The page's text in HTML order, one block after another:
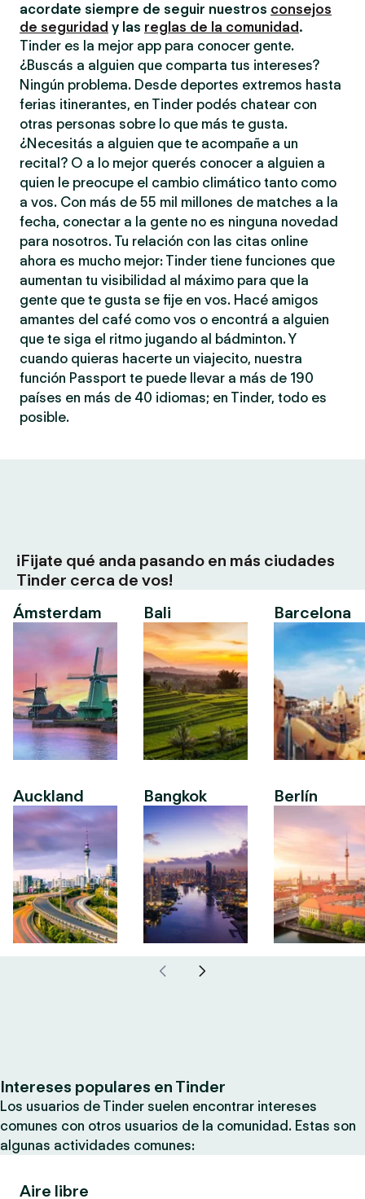
acordate siempre de seguir nuestros consejos
de seguridad y las reglas de la comunidad .
Tinder es la mejor app para conocer gente.
¿Buscás a alguien que comparta tus intereses?
Ningún problema. Desde deportes extremos hasta
ferias itinerantes, en Tinder podés chatear con
otras personas sobre lo que más te gusta.
¿Necesitás a alguien que te acompañe a un
recital? O a lo mejor querés conocer a alguien a
quien le preocupe el cambio climático tanto como
a vos. Con más de 55 mil millones de matches a la
fecha, conectar a la gente no es ninguna novedad
para nosotros. Tu relación con las citas online
ahora es mucho mejor: Tinder tiene funciones que
aumentan tu visibilidad al máximo para que la
gente que te gusta se fije en vos. Hacé amigos
amantes del café como vos o encontrá a alguien
que te siga el ritmo jugando al bádminton. Y
cuando quieras hacerte un viajecito, nuestra
función Passport te puede llevar a más de 190
países en más de 40 idiomas; en Tinder, todo es
posible.
¡Fijate qué anda pasando en más ciudades
Tinder cerca de vos!
Ámsterdam
Auckland
Bali
Bangkok
Barcelona
Berlín
Intereses populares en Tinder
Los usuarios de Tinder suelen encontrar intereses
comunes con otros usuarios de la comunidad. Estas son
algunas actividades comunes:
Aire libre